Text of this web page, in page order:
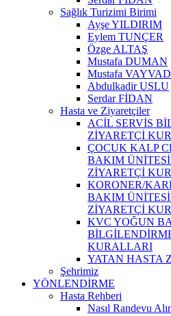
Sağlık Turizimi Birimi
Ayşe YILDIRIM
Eylem TUNÇER
Özge ALTAŞ
Mustafa DUMAN
Mustafa
Abdulkadir USLU
Serdar FİDAN
Hasta ve Ziyaretçiler
ACİL SERVİS
ZİYARETÇİ
ÇOCUK KALP
BAKIM
ZİYARETÇİ
KORONER/
BAKIM
ZİYARETÇİ
KVC YOĞUN
KURALLARI
YATAN HASTA
Şehrimiz
YÖNLENDİRME
Hasta Rehberi
Nasıl Randevu